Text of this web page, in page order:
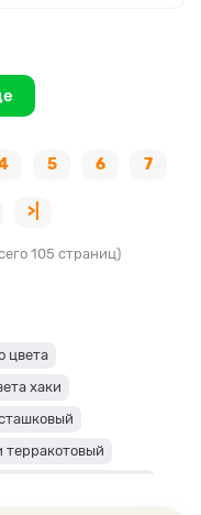
5 6 7
>|
105 страниц)
цвета
хаки
терракотовый